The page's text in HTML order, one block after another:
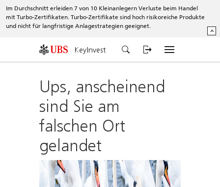
Im Durchschnitt erleiden 7 von 10 Kleinanlegern Verluste beim Handel
mit Turbo-Zertifikaten. Turbo-Zertifikate sind hoch risikoreiche Produkte
und nicht für langfristige Anlagestrategien geeignet.
^
KeyInvest
Ups, anscheinend
sind Sie am
falschen Ort
gelandet